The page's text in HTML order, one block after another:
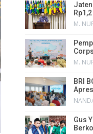
M.
M.
BRI
Gus